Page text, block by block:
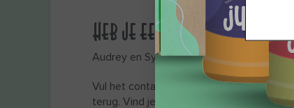
HEB JE EEN VRAAG?
Audrey en Sylvia staan klaar om je te
Vul het contact formulier in en we komen
terug. Vind je een WhatsApp bericht